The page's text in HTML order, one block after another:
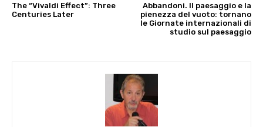
The “Vivaldi Effect”: Three
Centuries Later
Abbandoni. Il paesaggio e la
pienezza del vuoto: tornano
le Giornate internazionali di
studio sul paesaggio